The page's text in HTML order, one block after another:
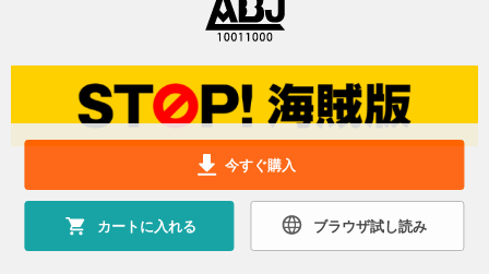
今すぐ購入
カートに入れる ブラウザ試し読み